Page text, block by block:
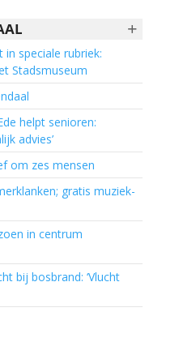
+
speciale rubriek:
Stadsmuseum
helpt senioren:
advies’
om zes mensen
gratis muziek-
in centrum
bij bosbrand: ‘Vlucht